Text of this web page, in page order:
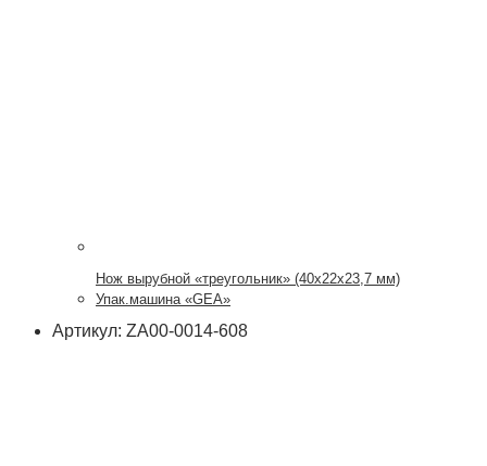
Нож вырубной «треугольник» (40х22х23,7 мм)
Упак.машина «GEA»
Артикул: ZA00-0014-608